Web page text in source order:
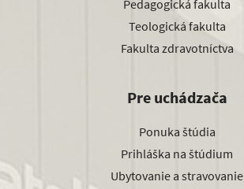
Pedagogická fakulta
Teologická fakulta
Fakulta zdravotníctva
Pre uchádzača
Ponuka štúdia
Prihláška na štúdium
Ubytovanie a stravovanie